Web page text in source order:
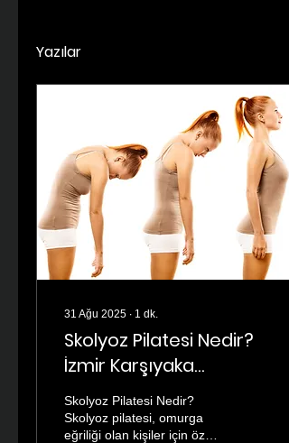
Yazılar
31 Ağu 2025 ∙ 1 dk.
Skolyoz Pilatesi Nedir?
İzmir Karşıyaka
Omurga Sağlığını
Destekleyen Egzersiz
Skolyoz Pilatesi Nedir?
Skolyoz pilatesi, omurga
eğriliği olan kişiler için özel